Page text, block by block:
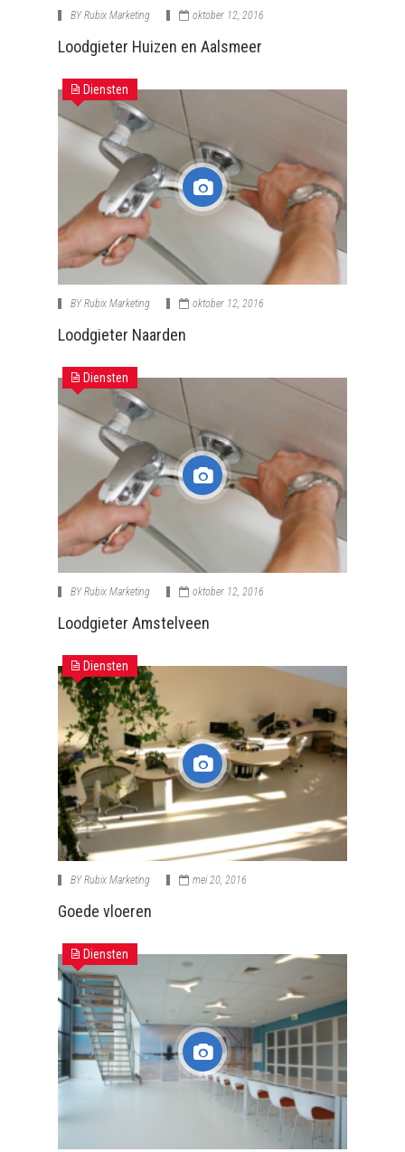
BYRubix Marketing oktober 12, 2016
Loodgieter Huizen en Aalsmeer
Diensten
BYRubix Marketing oktober 12, 2016
Loodgieter Naarden
Diensten
BYRubix Marketing oktober 12, 2016
Loodgieter Amstelveen
Diensten
BYRubix Marketing mei 20, 2016
Goede vloeren
Diensten